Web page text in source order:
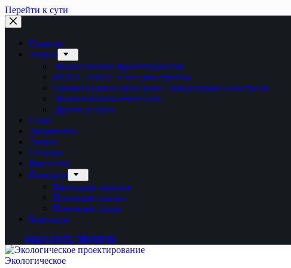
Перейти к сути
Главная
Услуги
Экологическое проектирование
МООС, ОВОС и все для стройки
Организация и проведение лабораторного контроля
Экологическая отчетность
Другие услуги
О нас
Документы
Акции
Отзывы
Вакансии
Полезное
Календарь эколога
Полезные ссылки
Полезные статьи
Контакты
ЗАКАЗАТЬ ЗВОНОК
Экологическое